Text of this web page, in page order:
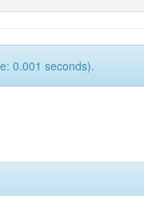
0.001 seconds).